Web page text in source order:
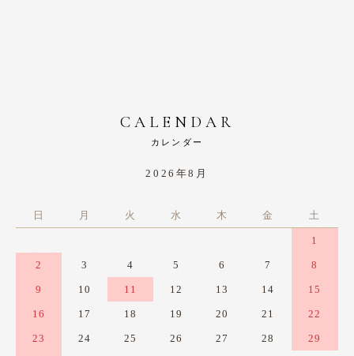
CALENDAR
カレンダー
2026年8月
日 月 火 水 木 金 土
1
2 3 4 5 6 7 8
9 10 11 12 13 14 15
16 17 18 19 20 21 22
23 24 25 26 27 28 29